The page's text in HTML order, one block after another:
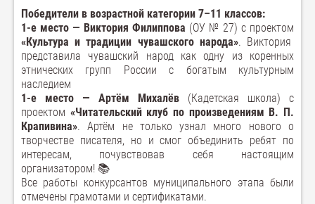
Победители в возрастной категории 7–11 классов:
1-е место — Виктория Филиппова (ОУ № 27) с проектом
«Культура и традиции чувашского народа». Виктория
представила чувашский народ как одну из коренных
этнических групп России с богатым культурным
наследием
1-е место — Артём Михалёв (Кадетская школа) с
проектом «Читательский клуб по произведениям В. П.
Крапивина». Артём не только узнал много нового о
творчестве писателя, но и смог объединить ребят по
интересам, почувствовав себя настоящим
организатором! 📚
Все работы конкурсантов муниципального этапа были
отмечены грамотами и сертификатами.